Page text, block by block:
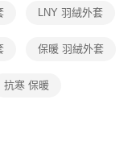
support/home
先享後付」服務完成之交
人之同意方可使用
LNY 羽絨外套
保暖 羽絨外套
抗寒 保暖